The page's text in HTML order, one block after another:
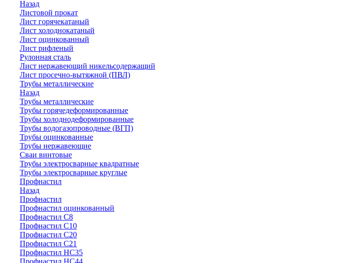
Назад
Листовой прокат
Лист горячекатаный
Лист холоднокатаный
Лист оцинкованный
Лист рифленый
Рулонная сталь
Лист нержавеющий никельсодержащий
Лист просечно-вытяжной (ПВЛ)
Трубы металлические
Назад
Трубы металлические
Трубы горячедеформированные
Трубы холоднодеформированные
Трубы водогазопроводные (ВГП)
Трубы оцинкованные
Трубы нержавеющие
Сваи винтовые
Трубы электросварные квадратные
Трубы электросварные круглые
Профнастил
Назад
Профнастил
Профнастил оцинкованный
Профнастил С8
Профнастил С10
Профнастил С20
Профнастил С21
Профнастил НС35
Профнастил НС44